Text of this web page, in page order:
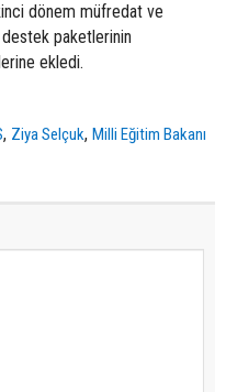
dönem müfredat ve
destek paketlerinin
ekledi.
, Ziya Selçuk,Milli Eğitim Bakanı